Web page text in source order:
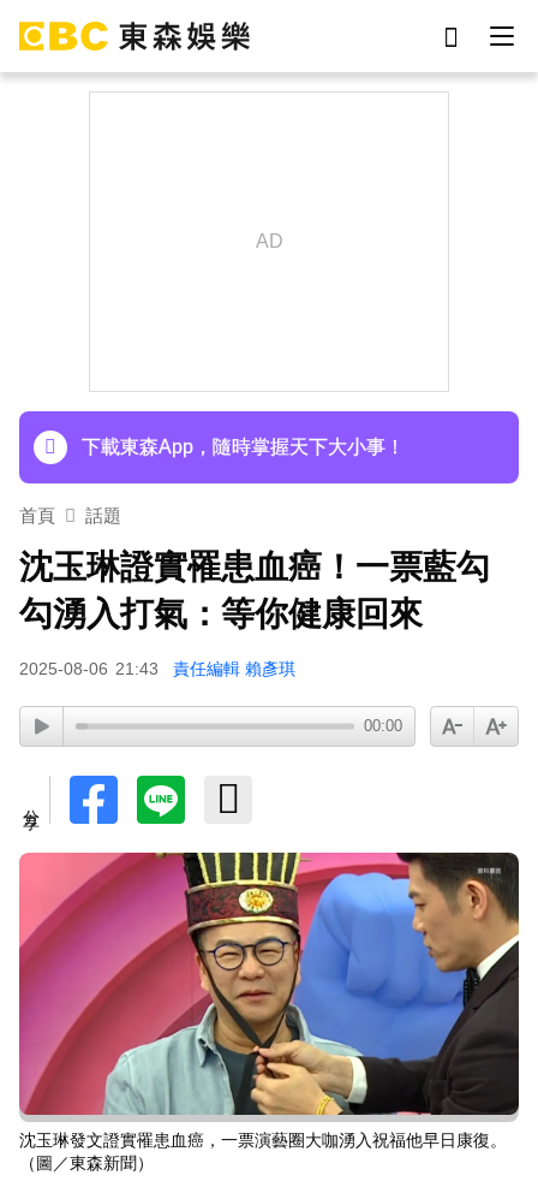
下載東森App，隨時掌握天下大小事！
首頁 話題
沈玉琳證實罹患血癌！一票藍勾
勾湧入打氣：等你健康回來
2025-08-06 21:43 責任編輯 賴彥琪
00:00
沈玉琳發文證實罹患血癌，一票演藝圈大咖湧入祝福他早日康復。
（圖／東森新聞）